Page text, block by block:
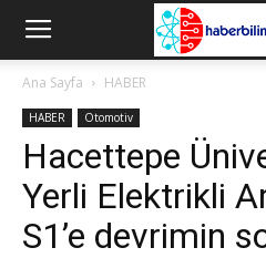
Ana Sayfa HABER
HABER Otomotiv
Hacettepe
Yerli Elektrikli
S1’e devrimin